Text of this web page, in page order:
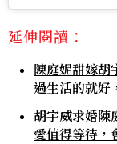
延伸閱讀：
陳庭妮甜嫁胡
過生活的就好
胡宇威求婚陳
愛值得等待，